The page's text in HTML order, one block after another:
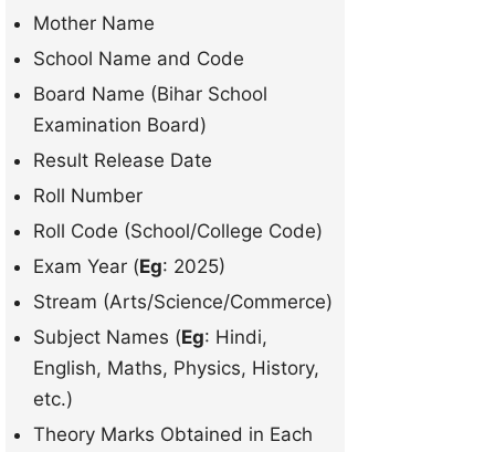
Mother Name
School Name and Code
Board Name (Bihar School
Examination Board)
Result Release Date
Roll Number
Roll Code (School/College Code)
Exam Year (Eg: 2025)
Stream (Arts/Science/Commerce)
Subject Names (Eg: Hindi,
English, Maths, Physics, History,
etc.)
Theory Marks Obtained in Each